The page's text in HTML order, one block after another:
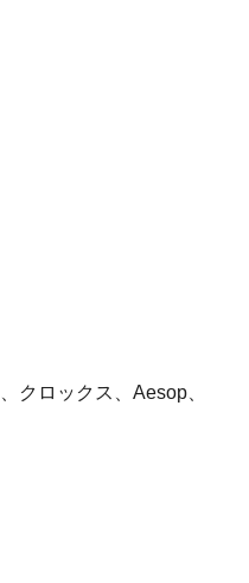
クロックス、Aesop、